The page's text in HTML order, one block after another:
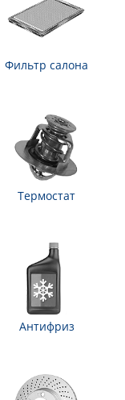
Фильтр салона
Термостат
Антифриз